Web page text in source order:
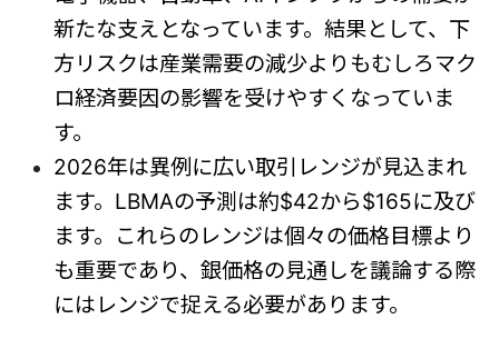
新たな支えとなっています。結果として、下
方リスクは産業需要の減少よりもむしろマク
ロ経済要因の影響を受けやすくなっていま
す。
2026年は異例に広い取引レンジが見込まれ
ます。LBMAの予測は約$42から$165に及び
ます。これらのレンジは個々の価格目標より
も重要であり、銀価格の見通しを議論する際
にはレンジで捉える必要があります。